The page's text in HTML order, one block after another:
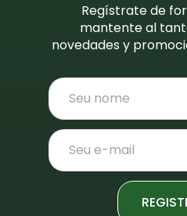
Regístrate de
mantente al
novedades y